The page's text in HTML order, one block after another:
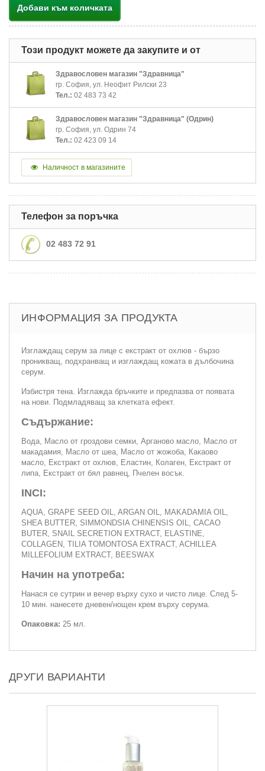
Добави към количката
Този продукт можете да закупите и от
Здравословен магазин "Здравница"
гр. София, ул. Неофит Рилски 23
Тел.: 02 483 73 42
Здравословен магазин "Здравница" (Одрин)
гр. София, ул. Одрин 74
Тел.: 02 423 09 14
Наличност в магазините
Телефон за поръчка
02 483 72 91
ИНФОРМАЦИЯ ЗА ПРОДУКТА
Изглаждащ серум за лице с екстракт от охлюв - бързо
проникващ, подхранващ и изглаждащ кожата в дълбочина
серум.
Избистря тена. Изглажда бръчките и предпазва от появата
на нови. Подмладяващ за клетката ефект.
Съдържание:
Вода, Масло от гроздови семки, Арганово масло, Масло от
макадамия, Масло от шеа, Масло от жожоба, Какаово
масло, Екстракт от охлюв, Еластин, Колаген, Екстракт от
липа, Екстракт от бял равнец, Пчелен восък.
INCI:
AQUA, GRAPE SEED OIL, ARGAN OIL, MAKADAMIA OIL,
SHEA BUTTER, SIMMONDSIA CHINENSIS OIL, CACAO
BUTER, SNAIL SECRETION EXTRACT, ELASTINE,
COLLAGEN, TILIA TOMONTOSA EXTRACT, ACHILLEA
MILLEFOLIUM EXTRACT, BEESWAX
Начин на употреба:
Нанася се сутрин и вечер върху сухо и чисто лице. След 5-
10 мин. нанесете дневен/нощен крем върху серума.
Опаковка: 25 мл.
ДРУГИ ВАРИАНТИ